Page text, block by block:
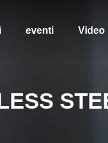
eventi Video